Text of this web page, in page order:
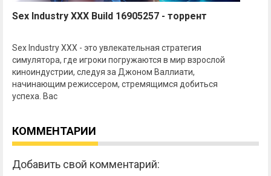
Sex Industry XXX Build 16905257 - торрент
Sex Industry XXX - это увлекательная стратегия
симулятора, где игроки погружаются в мир взрослой
киноиндустрии, следуя за Джоном Валлиати,
начинающим режиссером, стремящимся добиться
успеха. Вас
КОММЕНТАРИИ
Добавить свой комментарий: